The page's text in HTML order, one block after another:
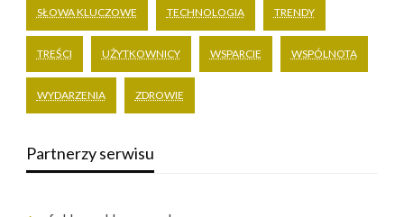
SŁOWA KLUCZOWE TECHNOLOGIA TRENDY
TREŚCI UŻYTKOWNICY WSPARCIE WSPÓLNOTA
WYDARZENIA ZDROWIE
Partnerzy serwisu